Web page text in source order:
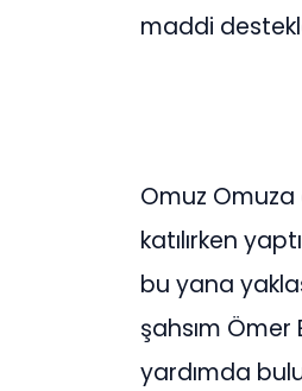
maddi
Omuz Omuza
katılırken
bu yana
şahsım Ömer
yardımda